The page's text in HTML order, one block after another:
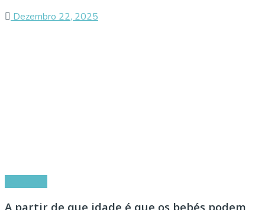
Dezembro 22, 2025
A partir de que idade é que os bebés podem